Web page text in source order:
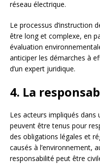
réseau électrique.
Le processus d’instruction
être long et complexe, en
évaluation
anticiper les démarches à
d’un expert juridique.
4. La
Les acteurs impliqués dans
peuvent être tenus pour
des obligations légales et
causés à l’environnement,
responsabilité peut être